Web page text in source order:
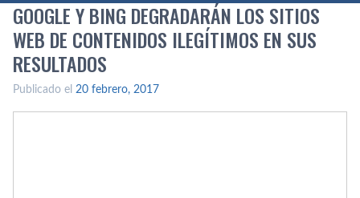
GOOGLE Y BING DEGRADARÁN LOS SITIOS
WEB DE CONTENIDOS ILEGÍ­TIMOS EN SUS
RESULTADOS
Publicado el 20 febrero, 2017